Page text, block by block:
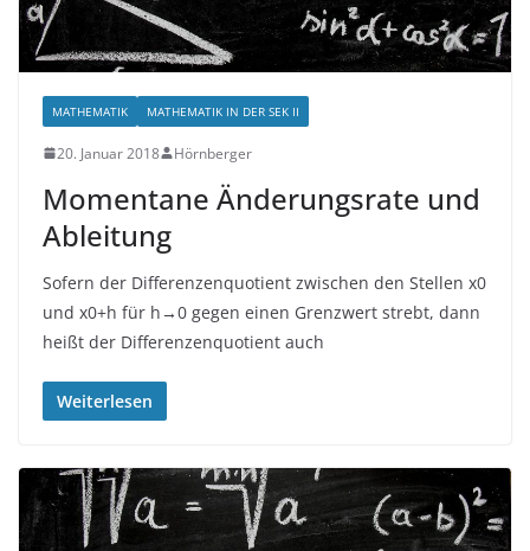
MATHEMATIK MATHEMATIK IN DER SEK II
20. Januar 2018 Hörnberger
Momentane Änderungsrate und
Ableitung
Sofern der Differenzenquotient zwischen den Stellen x0
und x0+h für h→0 gegen einen Grenzwert strebt, dann
heißt der Differenzenquotient auch
Weiterlesen